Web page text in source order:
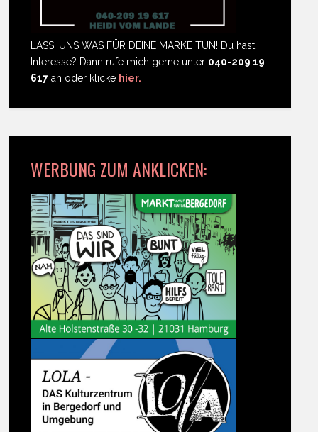
LASS' UNS WAS FÜR DEINE MARKE TUN! Du hast
Interesse? Dann rufe mich gerne unter 040-209 19
617 an oder klicke hier.
WERBUNG ZUM ANKLICKEN: